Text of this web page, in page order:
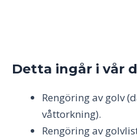
Detta ingår i vår
Rengöring av golv
våttorkning).
Rengöring av